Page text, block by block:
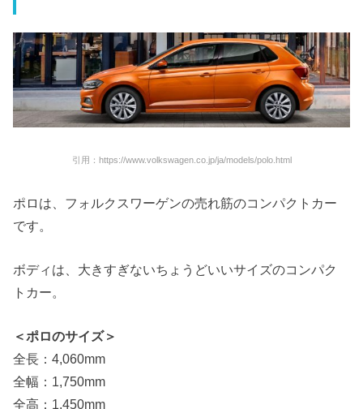
引用：https://www.volkswagen.co.jp/ja/models/polo.html
ポロは、フォルクスワーゲンの売れ筋のコンパクトカー
です。
ボディは、大きすぎないちょうどいいサイズのコンパク
トカー。
＜ポロのサイズ＞
全長：4,060mm
全幅：1,750mm
全高：1,450mm